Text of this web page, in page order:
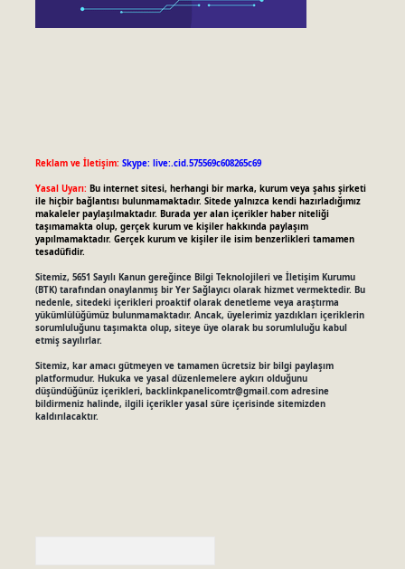
Reklam ve İletişim: Skype: live:.cid.575569c608265c69
Yasal Uyarı: Bu internet sitesi, herhangi bir marka, kurum veya şahıs şirketi
ile hiçbir bağlantısı bulunmamaktadır. Sitede yalnızca kendi hazırladığımız
makaleler paylaşılmaktadır. Burada yer alan içerikler haber niteliği
taşımamakta olup, gerçek kurum ve kişiler hakkında paylaşım
yapılmamaktadır. Gerçek kurum ve kişiler ile isim benzerlikleri tamamen
tesadüfidir.
Sitemiz, 5651 Sayılı Kanun gereğince Bilgi Teknolojileri ve İletişim Kurumu
(BTK) tarafından onaylanmış bir Yer Sağlayıcı olarak hizmet vermektedir. Bu
nedenle, sitedeki içerikleri proaktif olarak denetleme veya araştırma
yükümlülüğümüz bulunmamaktadır. Ancak, üyelerimiz yazdıkları içeriklerin
sorumluluğunu taşımakta olup, siteye üye olarak bu sorumluluğu kabul
etmiş sayılırlar.
Sitemiz, kar amacı gütmeyen ve tamamen ücretsiz bir bilgi paylaşım
platformudur. Hukuka ve yasal düzenlemelere aykırı olduğunu
düşündüğünüz içerikleri, backlinkpanelicomtr@gmail.comadresine
bildirmeniz halinde, ilgili içerikler yasal süre içerisinde sitemizden
kaldırılacaktır.